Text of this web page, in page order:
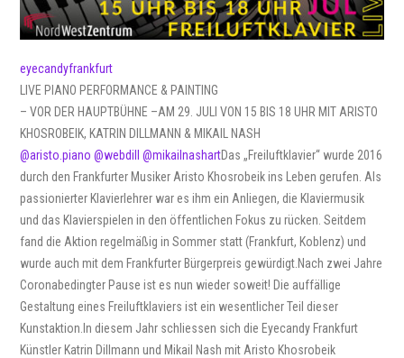
eyecandyfrankfurt
LIVE PIANO PERFORMANCE & PAINTING
– VOR DER HAUPTBÜHNE –AM 29. JULI VON 15 BIS 18 UHR MIT ARISTO
KHOSROBEIK, KATRIN DILLMANN & MIKAIL NASH
@aristo.piano @webdill @mikailnashartDas „Freiluftklavier“ wurde 2016
durch den Frankfurter Musiker Aristo Khosrobeik ins Leben gerufen. Als
passionierter Klavierlehrer war es ihm ein Anliegen, die Klaviermusik
und das Klavierspielen in den öffentlichen Fokus zu rücken. Seitdem
fand die Aktion regelmäßig in Sommer statt (Frankfurt, Koblenz) und
wurde auch mit dem Frankfurter Bürgerpreis gewürdigt.Nach zwei Jahre
Coronabedingter Pause ist es nun wieder soweit! Die auffällige
Gestaltung eines Freiluftklaviers ist ein wesentlicher Teil dieser
Kunstaktion.In diesem Jahr schliessen sich die Eyecandy Frankfurt
Künstler Katrin Dillmann und Mikail Nash mit Aristo Khosrobeik